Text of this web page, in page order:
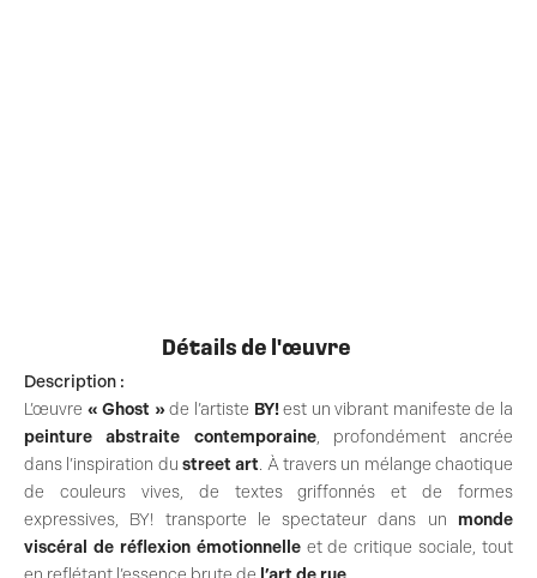
Détails de l'œuvre
Description :
L’œuvre « Ghost »de l’artiste BY!est un vibrant manifeste de la
peinture abstraite contemporaine, profondément ancrée
dans l’inspiration du street art. À travers un mélange chaotique
de couleurs vives, de textes griffonnés et de formes
expressives, BY! transporte le spectateur dans un monde
viscéral de réflexion émotionnelleet de critique sociale, tout